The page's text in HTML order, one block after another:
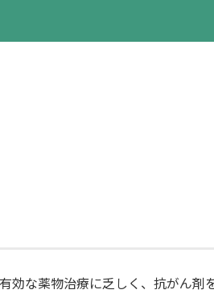
効な薬物治療に乏しく、抗がん剤